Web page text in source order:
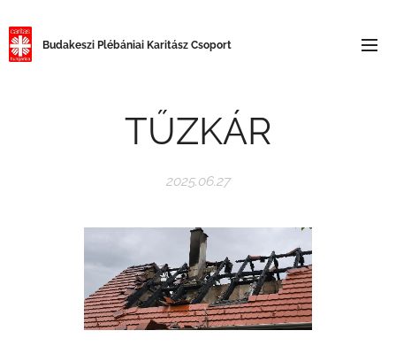
Budakeszi Plébániai Karitász Csoport
TŰZKÁR
2025.06.27